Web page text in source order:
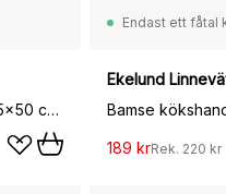
Flygande mattan kökshandduk 35x50 cm, Multi
Endast ett fåtal
Ekelund
Bamse
189 krRek. 220 kr